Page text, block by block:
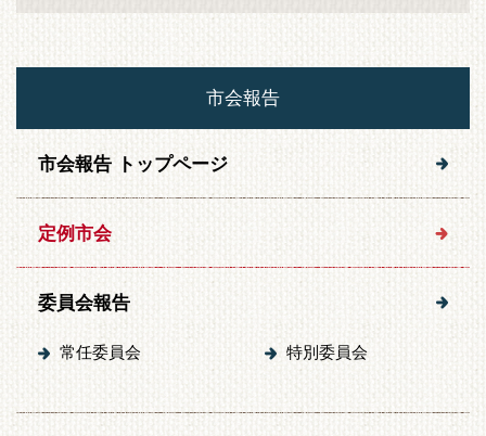
市会報告
市会報告 トップページ
定例市会
委員会報告
常任委員会 特別委員会